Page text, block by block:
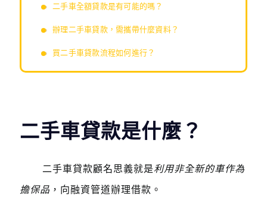
二手車全額貸款是有可能的嗎？
辦理二手車貸款，需攜帶什麼資料？
買二手車貸款流程如何進行？
二手車貸款是什麼？
二手車貸款顧名思義就是利用非全新的車作為
擔保品 ，向融資管道辦理借款。